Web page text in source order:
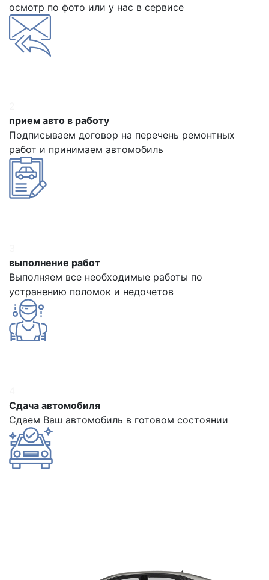
осмотр по фото или у нас в сервисе
прием авто в работу
Подписываем договор на перечень ремонтных
работ и принимаем автомобиль
выполнение работ
Выполняем все необходимые работы по
устранению поломок и недочетов
Сдача автомобиля
Сдаем Ваш автомобиль в готовом состоянии